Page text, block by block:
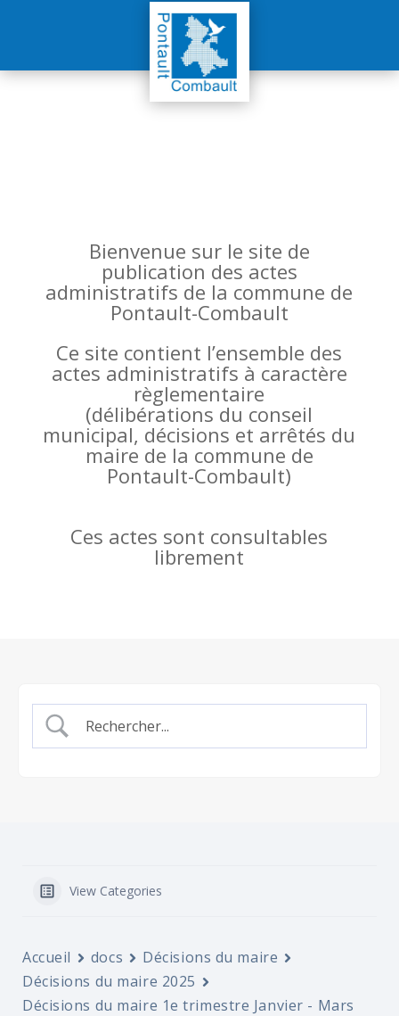
Bienvenue sur le site de
publication des actes
administratifs de la commune de
Pontault-Combault
Ce site contient l’ensemble des
actes administratifs à caractère
règlementaire
(délibérations du conseil
municipal, décisions et arrêtés du
maire de la commune de
Pontault-Combault)
Ces actes sont consultables
librement
View Categories
Accueil docs
Décisions du maire
Décisions du maire 2025
Décisions du maire 1e trimestre Janvier - Mars